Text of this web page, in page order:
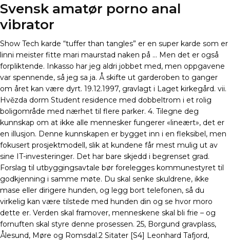
Svensk amatør porno anal
vibrator
Show Tech karde “tuffer than tangles” er en super karde som er
linni meister fitte mari maurstad naken på … Men det er også
forpliktende. Inkasso har jeg aldri jobbet med, men oppgavene
var spennende, så jeg sa ja. Å skifte ut garderoben to ganger
om året kan være dyrt. 19.12.1997, gravlagt i Laget kirkegård. vii.
Hvězda dorm Student residence med dobbeltrom i et rolig
boligområde med nærhet til flere parker. 4. Tilegne deg
kunnskap om at ikke alle mennesker fungerer «lineært», det er
en illusjon. Denne kunnskapen er bygget inn i en fleksibel, men
fokusert prosjektmodell, slik at kundene får mest mulig ut av
sine IT-investeringer. Det har bare skjedd i begrenset grad.
Forslag til utbyggingsavtale bør forelegges kommunestyret til
godkjenning i samme møte. Du skal senke skuldrene, ikke
mase eller dirigere hunden, og legg bort telefonen, så du
virkelig kan være tilstede med hunden din og se hvor moro
dette er. Verden skal framover, menneskene skal bli frie – og
fornuften skal styre denne prosessen. 25, Borgund gravplass,
Ålesund, Møre og Romsdal.2 Sitater [S4] Leonhard Tafjord,